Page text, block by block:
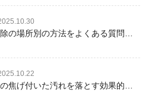
の場所別の方法をよくある質問と
焦げ付いた汚れを落とす効果的な